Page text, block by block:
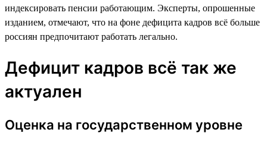
индексировать пенсии работающим. Эксперты, опрошенные
изданием, отмечают, что на фоне дефицита кадров всё больше
россиян предпочитают работать легально.
Дефицит кадров всё так же
актуален
Оценка на государственном уровне